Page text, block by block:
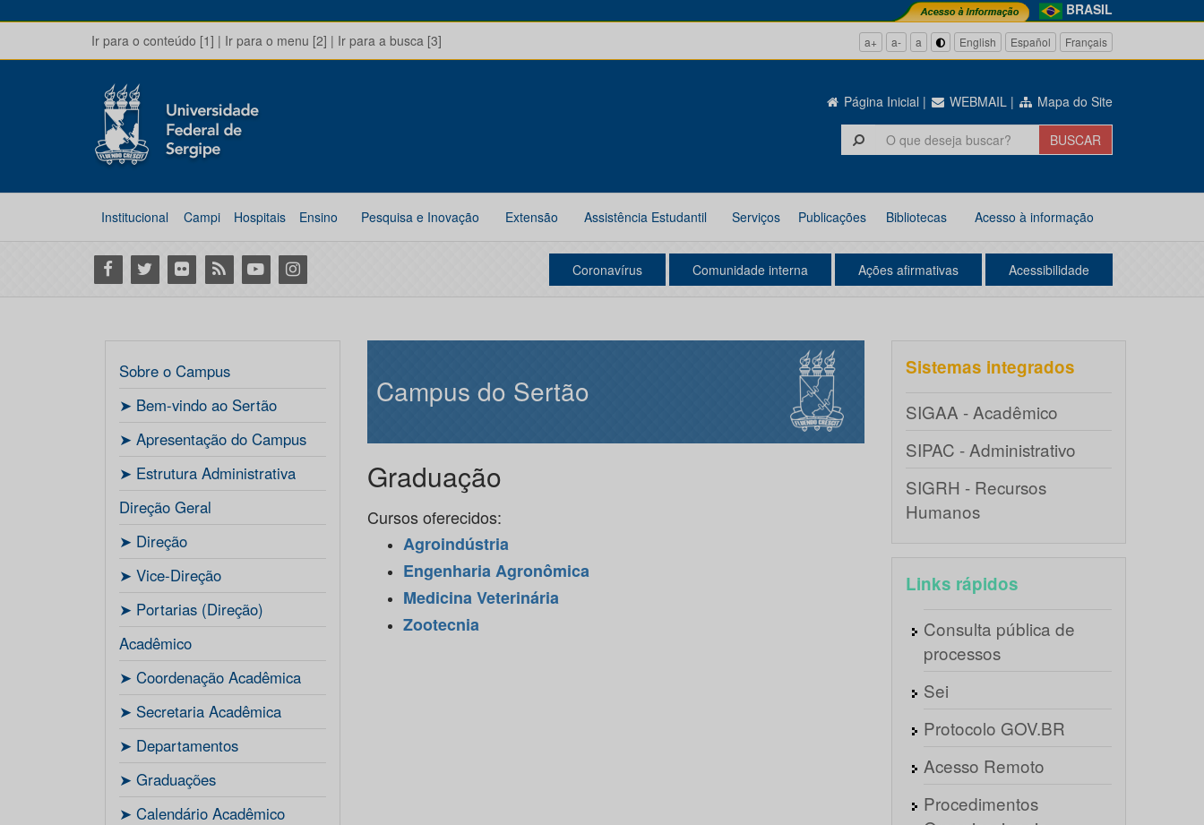
BRASIL
Ir para o conteúdo [1] | Ir para o menu [2] | Ir para a busca [3] a+ a- a English Español Français
Página Inicial | WEBMAIL | Mapa do Site
Institucional Campi Hospitais Ensino Pesquisa e Inovação Extensão Assistência Estudantil Serviços Publicações Bibliotecas Acesso à informação
Facebook
Twitter Flickr RSS YoutubeInstagram Coronavírus Comunidade interna Ações afirmativas Acessibilidade
Sobre o Campus
ㅤ➤ Bem-vindo ao Sertão
ㅤ➤ Apresentação do Campus
ㅤ➤ Estrutura Administrativa
Direção Geral
ㅤ➤ Direção
ㅤ➤ Vice-Direção
ㅤ➤ Portarias (Direção)
Acadêmico
ㅤ➤ Coordenação Acadêmica
ㅤㅤ➤ Secretaria Acadêmica
ㅤ➤ Departamentos
ㅤ➤ Graduações
ㅤ➤ Calendário Acadêmico
Campus do Sertão
Graduação
Cursos oferecidos:
Agroindústria
Engenharia Agronômica
Medicina Veterinária
Zootecnia
Sistemas integrados
SIGAA - Acadêmico
SIPAC - Administrativo
SIGRH - Recursos
Humanos
Links rápidos
Consulta pública de
processos
Sei
Protocolo GOV.BR
Acesso Remoto
Procedimentos